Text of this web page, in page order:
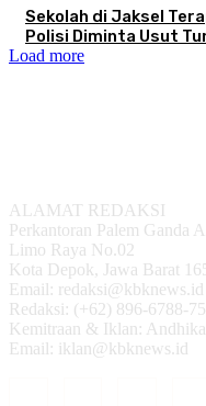
Sekolah di Jaksel
Polisi Diminta Usut
Load more
ALAMAT REDAKSI
Perkantoran Palem Ganda
Limo Raya No.02
Kota Depok, Jawa Barat
Email: redaksi@kbknews.id
Redaksi: (+62) 896-6788-
Kemitraan & Iklan:
Email: iklan@kbknews.id